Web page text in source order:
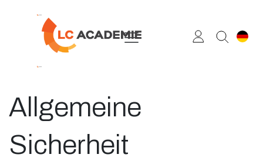
Allgemeine
Sicherheit